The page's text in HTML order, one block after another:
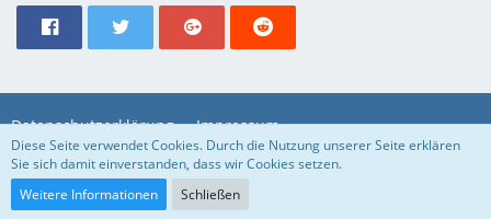
Datenschutzerklärung Impressum
Community-Software:
Diese Seite verwendet Cookies. Durch die Nutzung unserer Seite erklären
Sie sich damit einverstanden, dass wir Cookies setzen.
Weitere Informationen
Schließen